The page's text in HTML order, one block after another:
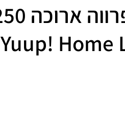
Yuup! Home